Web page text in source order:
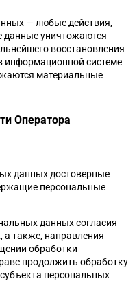
— любые действия,
данные уничтожаются
восстановления
информационной системе
материальные
Оператора
данных достоверные
персональные
данных согласия
а также, направления
обработки
продолжить обработку
персональных